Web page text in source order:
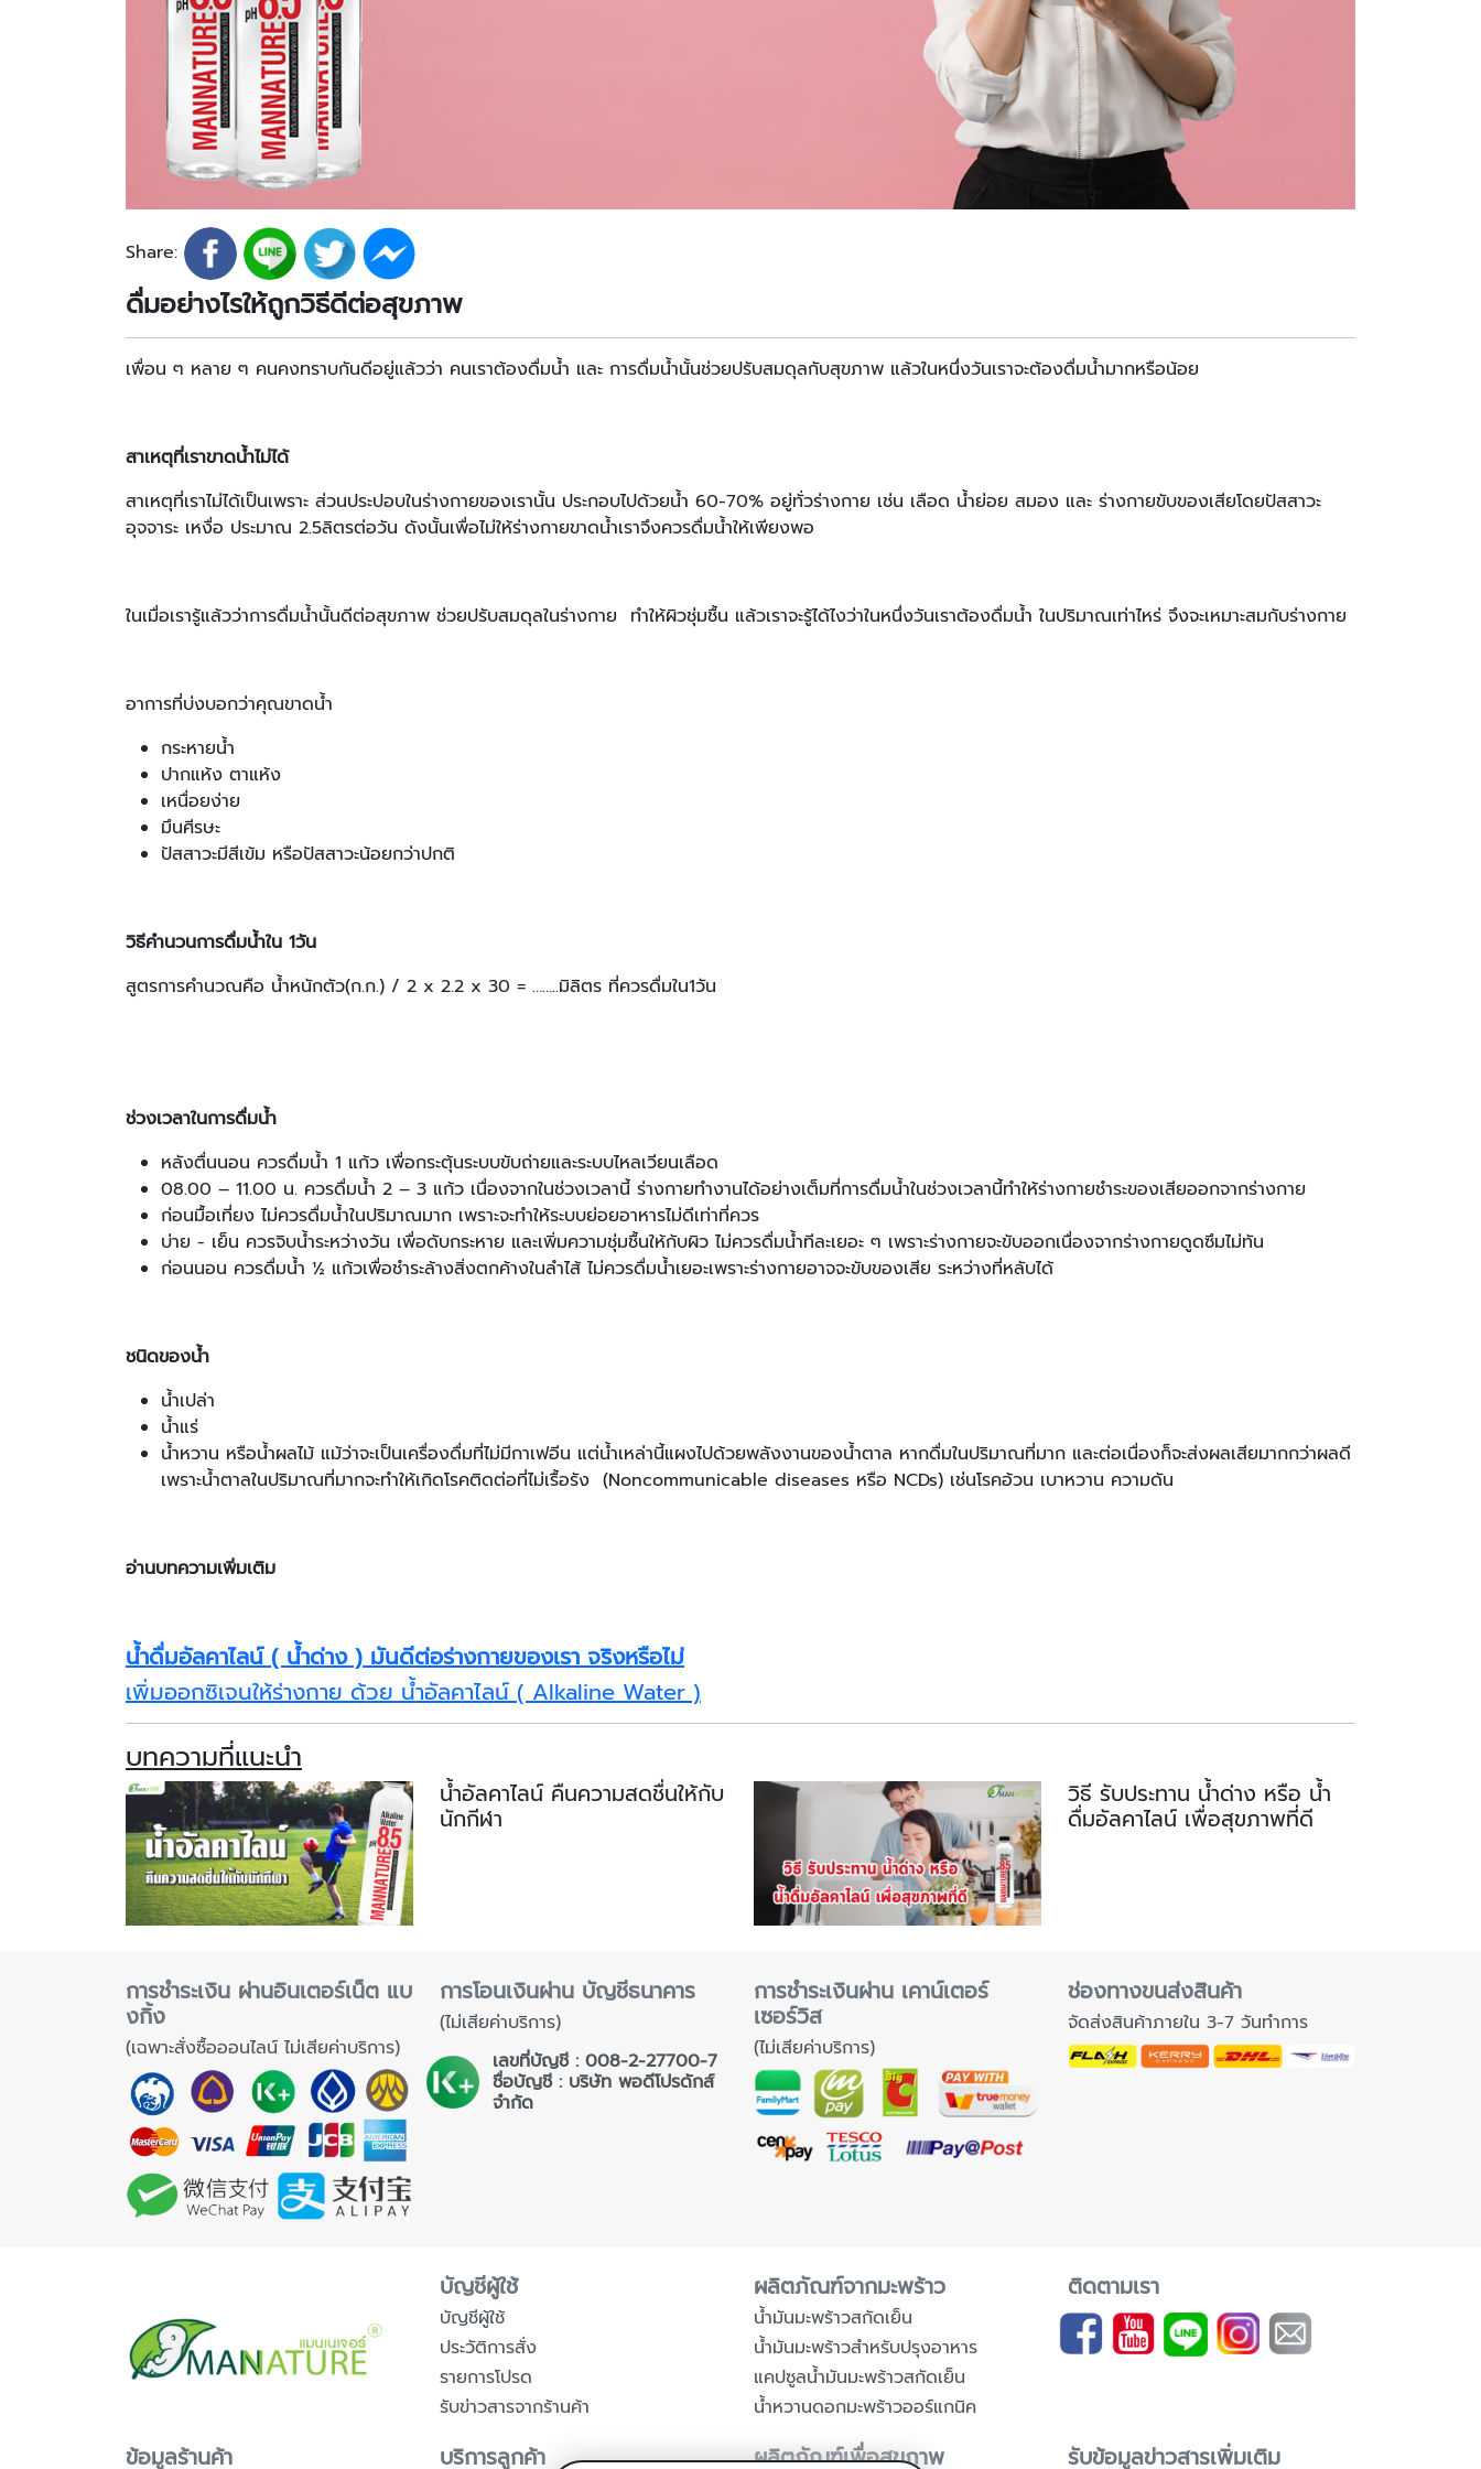
Share:
ดื่มอย่างไรให้ถูกวิธีดีต่อสุขภาพ
เพื่อน ๆ หลาย ๆ คนคงทราบกันดีอยู่แล้วว่า คนเราต้องดื่มน้ำ และ การดื่มน้ำนั้นช่วยปรับสมดุลกับสุขภาพ แล้วในหนึ่งวันเราจะต้องดื่มน้ำมากหรือน้อย
สาเหตุที่เราขาดน้ำไม่ได้
สาเหตุที่เราไม่ได้เป็นเพราะ ส่วนประปอบในร่างกายของเรานั้น ประกอบไปด้วยน้ำ 60-70% อยู่ทั่วร่างกาย เช่น เลือด น้ำย่อย สมอง และ ร่างกายขับของเสียโดยปัสสาวะ
อุจจาระ เหงื่อ ประมาณ 2.5ลิตรต่อวัน ดังนั้นเพื่อไม่ให้ร่างกายขาดน้ำเราจึงควรดื่มน้ำให้เพียงพอ
ในเมื่อเรารู้แล้วว่าการดื่มน้ำนั้นดีต่อสุขภาพ ช่วยปรับสมดุลในร่างกาย ทำให้ผิวชุ่มชื้น แล้วเราจะรู้ได้ไงว่าในหนึ่งวันเราต้องดื่มน้ำ ในปริมาณเท่าไหร่ จึงจะเหมาะสมกับร่างกาย
อาการที่บ่งบอกว่าคุณขาดน้ำ
กระหายน้ำ
ปากแห้ง ตาแห้ง
เหนื่อยง่าย
มึนศีรษะ
ปัสสาวะมีสีเข้ม หรือปัสสาวะน้อยกว่าปกติ
วิธีคำนวนการดื่มน้ำใน 1วัน
สูตรการคำนวณคือ น้ำหนักตัว(ก.ก.) / 2 x 2.2 x 30 = ……..มิลิตร ที่ควรดื่มใน1วัน
ช่วงเวลาในการดื่มน้ำ
หลังตื่นนอน ควรดื่มน้ำ 1 แก้ว เพื่อกระตุ้นระบบขับถ่ายและระบบไหลเวียนเลือด
08.00 – 11.00 น. ควรดื่มน้ำ 2 – 3 แก้ว เนื่องจากในช่วงเวลานี้ ร่างกายทำงานได้อย่างเต็มที่การดื่มน้ำในช่วงเวลานี้ทำให้ร่างกายชำระของเสียออกจากร่างกาย
ก่อนมื้อเที่ยง ไม่ควรดื่มน้ำในปริมาณมาก เพราะจะทำให้ระบบย่อยอาหารไม่ดีเท่าที่ควร
บ่าย - เย็น ควรจิบน้ำระหว่างวัน เพื่อดับกระหาย และเพิ่มความชุ่มชื้นให้กับผิว ไม่ควรดื่มน้ำทีละเยอะ ๆ เพราะร่างกายจะขับออกเนื่องจากร่างกายดูดซึมไม่ทัน
ก่อนนอน ควรดื่มน้ำ ½ แก้วเพื่อชำระล้างสิ่งตกค้างในลำไส้ ไม่ควรดื่มน้ำเยอะเพราะร่างกายอาจจะขับของเสีย ระหว่างที่หลับได้
ชนิดของน้ำ
น้ำเปล่า
น้ำแร่
น้ำหวาน หรือน้ำผลไม้ แม้ว่าจะเป็นเครื่องดื่มที่ไม่มีกาเฟอีน แต่น้ำเหล่านี้แผงไปด้วยพลังงานของน้ำตาล หากดื่มในปริมาณที่มาก และต่อเนื่องก็จะส่งผลเสียมากกว่าผลดี
เพราะน้ำตาลในปริมาณที่มากจะทำให้เกิดโรคติดต่อที่ไม่เรื้อรัง (Noncommunicable diseases หรือ NCDs) เช่นโรคอ้วน เบาหวาน ความดัน
อ่านบทความเพิ่มเติม
น้ำดื่มอัลคาไลน์ ( น้ำด่าง ) มันดีต่อร่างกายของเรา จริงหรือไม่
เพิ่มออกซิเจนให้ร่างกาย ด้วย น้ำอัลคาไลน์ ( Alkaline Water )
บทความที่แนะนำ
น้ำอัลคาไลน์ คืนความสดชื่นให้กับ
นักกีฬา
วิธี รับประทาน น้ำด่าง หรือ น้ำ
ดื่มอัลคาไลน์ เพื่อสุขภาพที่ดี
การชำระเงิน ผ่านอินเตอร์เน็ต แบ
งกิ้ง
(เฉพาะสั่งซื้อออนไลน์ ไม่เสียค่าบริการ)
การโอนเงินผ่าน บัญชีธนาคาร
(ไม่เสียค่าบริการ)
เลขที่บัญชี : 008-2-27700-7
ชื่อบัญชี : บริษัท พอดีโปรดักส์
จำกัด
การชำระเงินผ่าน เคาน์เตอร์
เซอร์วิส
(ไม่เสียค่าบริการ)
ช่องทางขนส่งสินค้า
จัดส่งสินค้าภายใน 3-7 วันทำการ
บัญชีผู้ใช้
บัญชีผู้ใช้
ประวัติการสั่ง
รายการโปรด
รับข่าวสารจากร้านค้า
ผลิตภัณฑ์จากมะพร้าว
น้ำมันมะพร้าวสกัดเย็น
น้ำมันมะพร้าวสำหรับปรุงอาหาร
แคปซูลน้ำมันมะพร้าวสกัดเย็น
น้ำหวานดอกมะพร้าวออร์แกนิค
ติดตามเรา
ข้อมูลร้านค้า บริการลูกค้า ผลิตภัณฑ์เพื่อสุขภาพ รับข้อมูลข่าวสารเพิ่มเติม